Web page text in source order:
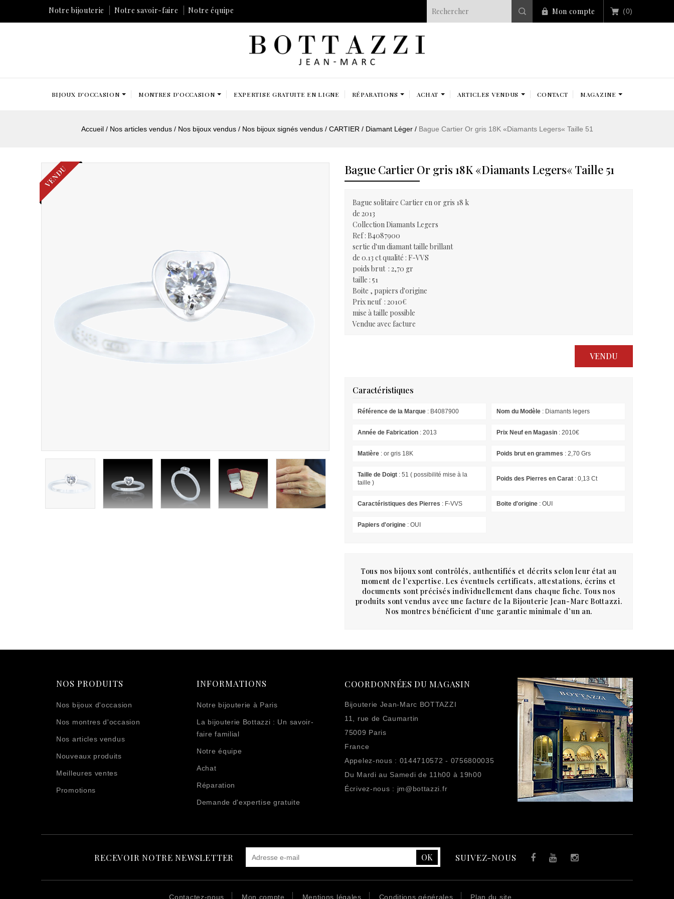
Notre bijouterie Notre savoir-faire Notre équipe Mon compte (0)
BIJOUX D'OCCASION MONTRES D'OCCASION EXPERTISE GRATUITE EN LIGNE RÉPARATIONS ACHAT ARTICLES VENDUS CONTACT MAGAZINE
Accueil Nos articles vendus Nos bijoux vendus Nos bijoux signés vendus CARTIER Diamant Léger Bague Cartier Or gris 18K «Diamants Legers« Taille 51
VENDU Bague Cartier Or gris 18K «Diamants Legers« Taille 51
Bague solitaire Cartier en or gris 18 k
de 2013
Collection Diamants Legers
Ref : B4087900
sertie d'un diamant taille brillant
de 0.13 ct qualité : F-VVS
poids brut : 2,70 gr
taille : 51
Boite , papiers d'origine
Prix neuf : 2010€
mise à taille possible
Vendue avec facture
VENDU
Caractéristiques
Référence de la Marque : B4087900 Nom du Modèle : Diamants legers
Année de Fabrication : 2013 Prix Neuf en Magasin: 2010€
Matière : or gris 18K Poids brut en grammes : 2,70 Grs
Taille de Doigt : 51 ( possibilité mise à la
taille )
Poids des Pierres en Carat: 0,13 Ct
Caractéristiques des Pierres : F-VVS Boite d'origine: OUI
Papiers d'origine : OUI
Tous nos bijoux sont contrôlés, authentifiés et décrits selon leur état au
moment de l’expertise. Les éventuels certificats, attestations, écrins et
documents sont précisés individuellement dans chaque fiche. Tous nos
produits sont vendus avec une facture de la Bijouterie Jean-Marc Bottazzi.
Nos montres bénéficient d’une garantie minimale d’un an.
NOS PRODUITS
Nos bijoux d'occasion
Nos montres d'occasion
Nos articles vendus
Nouveaux produits
Meilleures ventes
Promotions
INFORMATIONS
Notre bijouterie à Paris
La bijouterie Bottazzi : Un savoir-
faire familial
Notre équipe
Achat
Réparation
Demande d'expertise gratuite
COORDONNÉES DU MAGASIN
Bijouterie Jean-Marc BOTTAZZI
11, rue de Caumartin
75009 Paris
France
Appelez-nous : 0144710572 - 0756800035
Du Mardi au Samedi de 11h00 à 19h00
Écrivez-nous : jm@bottazzi.fr
RECEVOIR NOTRE NEWSLETTER SUIVEZ-NOUS FacebookYouTubeInstagram
Contactez-nous Mon compte Mentions légales Conditions générales Plan du site